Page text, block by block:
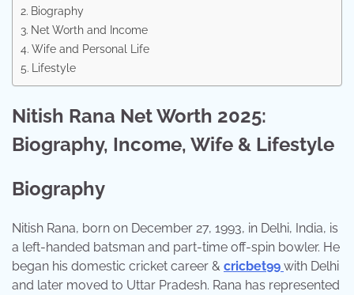
Biography
Net Worth and Income
Wife and Personal Life
Lifestyle
Nitish Rana Net Worth 2025:
Biography, Income, Wife & Lifestyle
Biography
Nitish Rana, born on December 27, 1993, in Delhi, India, is
a left-handed batsman and part-time off-spin bowler. He
began his domestic cricket career & cricbet99 with Delhi
and later moved to Uttar Pradesh. Rana has represented